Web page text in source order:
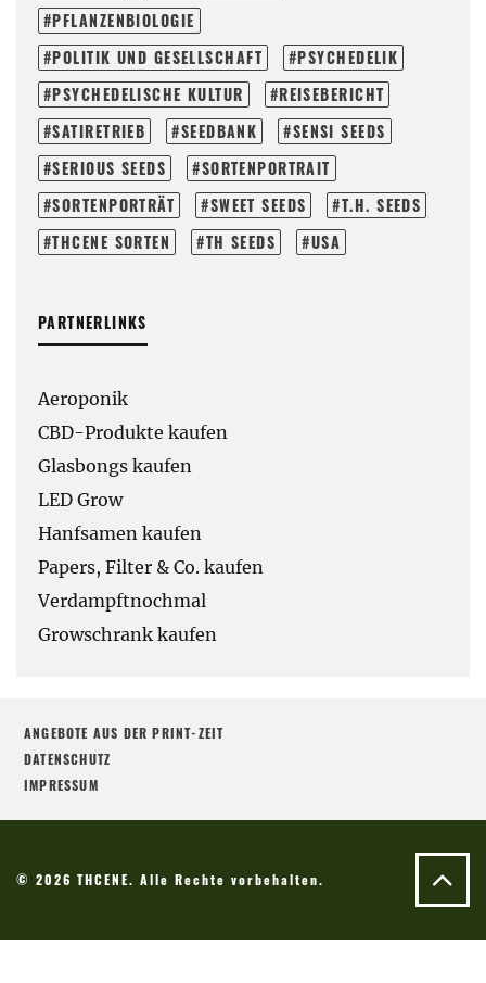
PFLANZENBIOLOGIE
POLITIK UND GESELLSCHAFT
PSYCHEDELIK
PSYCHEDELISCHE KULTUR
REISEBERICHT
SATIRETRIEB
SEEDBANK
SENSI SEEDS
SERIOUS SEEDS
SORTENPORTRAIT
SORTENPORTRÄT
SWEET SEEDS
T.H. SEEDS
THCENE SORTEN
TH SEEDS USA
PARTNERLINKS
Aeroponik
CBD-Produkte kaufen
Glasbongs kaufen
LED Grow
Hanfsamen kaufen
Papers, Filter & Co. kaufen
Verdampftnochmal
Growschrank kaufen
ANGEBOTE AUS DER PRINT-ZEIT
DATENSCHUTZ
IMPRESSUM
© 2026 THCENE. Alle Rechte vorbehalten.